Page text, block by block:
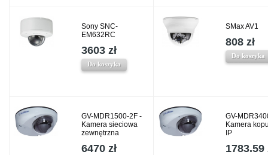
Sony SNC-
EM632RC
3603 zł
Do koszyka
SMax AV1
808 zł
Do koszyka
GV-MDR1500-2F -
Kamera sieciowa
zewnętrzna
6470 zł
GV-
Kamera
IP
1783.59